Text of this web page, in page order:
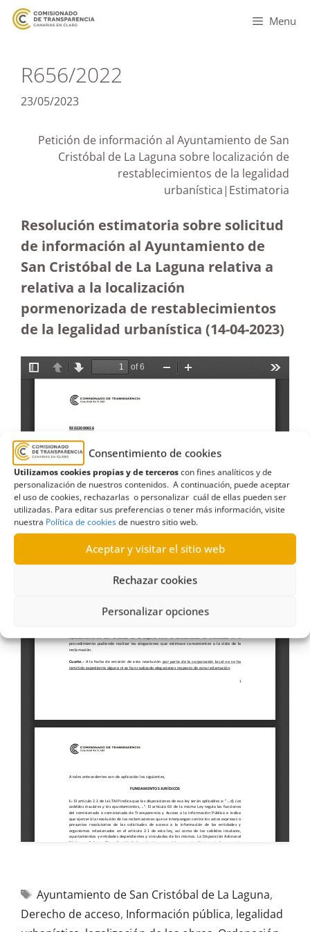
Consentimiento de cookies
Utilizamos cookies propias y de terceroscon fines analíticos y de
personalización de nuestros contenidos. A continuación, puede aceptar
el uso de cookies, rechazarlas o personalizar cuál de ellas pueden ser
utilizadas. Para editar sus preferencias o tener más información, visite
nuestra Política de cookiesde nuestro sitio web.
Aceptar y visitar el sitio web
Rechazar cookies
Personalizar opciones
Menu
R656/2022
23/05/2023
Petición de información al Ayuntamiento de San
Cristóbal de La Laguna sobre localización de
restablecimientos de la legalidad
urbanística|Estimatoria
Resolución estimatoria sobre solicitud
de información al Ayuntamiento de
San Cristóbal de La Laguna relativa a
relativa a la localización
pormenorizada de restablecimientos
de la legalidad urbanística (14-04-2023)
Ayuntamiento de San Cristóbal de La Laguna,
Derecho de acceso, Información pública, legalidad